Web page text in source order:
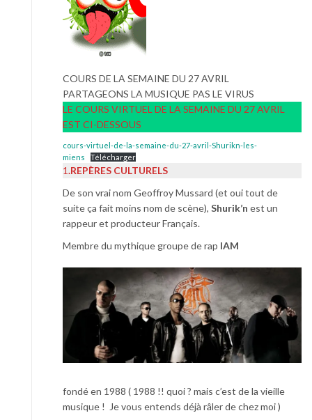
COURS DE LA SEMAINE DU 27 AVRIL
PARTAGEONS LA MUSIQUE PAS LE VIRUS
LE COURS VIRTUEL DE LA SEMAINE DU 27 AVRIL
EST CI-DESSOUS
cours-virtuel-de-la-semaine-du-27-avril-Shurikn-les-
miens
Télécharger
1.REPÈRES CULTURELS
De son vrai nom Geoffroy Mussard (et oui tout de
suite ça fait moins nom de scène), Shurik’n est un
rappeur et producteur Français.
Membre du mythique groupe de rap IAM
fondé en 1988 ( 1988 !! quoi ? mais c’est de la vieille
musique ! Je vous entends déjà râler de chez moi )